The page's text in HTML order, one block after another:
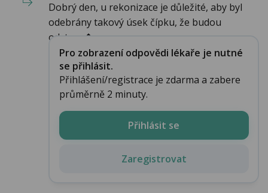
Dobrý den, u rekonizace je důležité, aby byl
odebrány takový úsek čípku, že budou
odstran�...
Pro zobrazení odpovědi lékaře je nutné
se přihlásit.
Přihlášení/registrace je zdarma a zabere
průměrně 2 minuty.
Přihlásit se
Zaregistrovat